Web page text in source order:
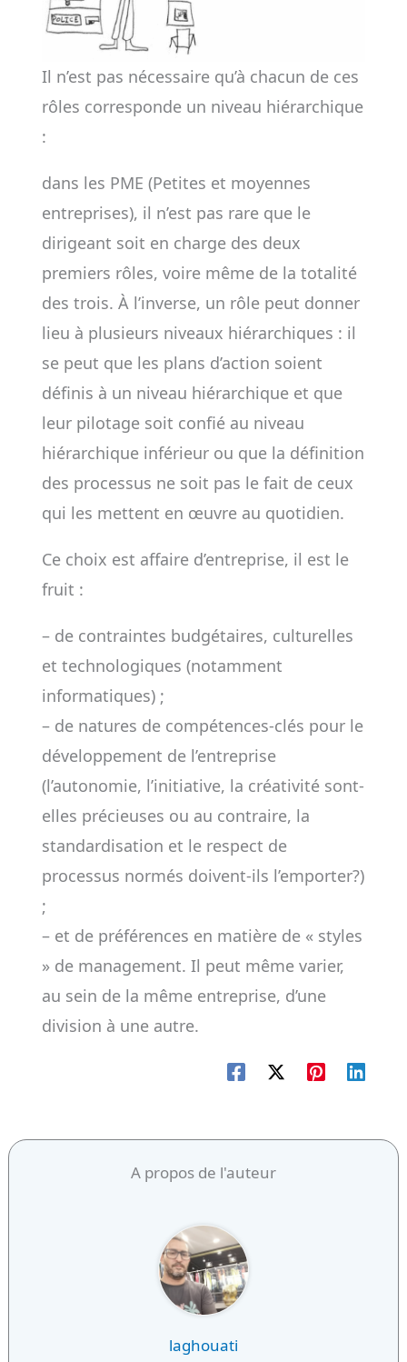
Il n’est pas nécessaire qu’à chacun de ces
rôles corresponde un niveau hiérarchique
:
dans les PME (Petites et moyennes
entreprises), il n’est pas rare que le
dirigeant soit en charge des deux
premiers rôles, voire même de la totalité
des trois. À l’inverse, un rôle peut donner
lieu à plusieurs niveaux hiérarchiques : il
se peut que les plans d’action soient
définis à un niveau hiérarchique et que
leur pilotage soit confié au niveau
hiérarchique inférieur ou que la définition
des processus ne soit pas le fait de ceux
qui les mettent en œuvre au quotidien.
Ce choix est affaire d’entreprise, il est le
fruit :
– de contraintes budgétaires, culturelles
et technologiques (notamment
informatiques) ;
– de natures de compétences-clés pour le
développement de l’entreprise
(l’autonomie, l’initiative, la créativité sont-
elles précieuses ou au contraire, la
standardisation et le respect de
processus normés doivent-ils l’emporter?)
;
– et de préférences en matière de « styles
» de management. Il peut même varier,
au sein de la même entreprise, d’une
division à une autre.
A propos de l'auteur
laghouati